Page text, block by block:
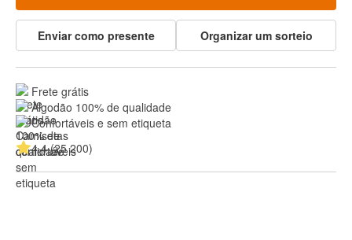
Enviar como presente Organizar um sorteio
Frete grátis
Algodão 100% de qualidade
Confortáveis e sem etiqueta
4.4 (25 200)